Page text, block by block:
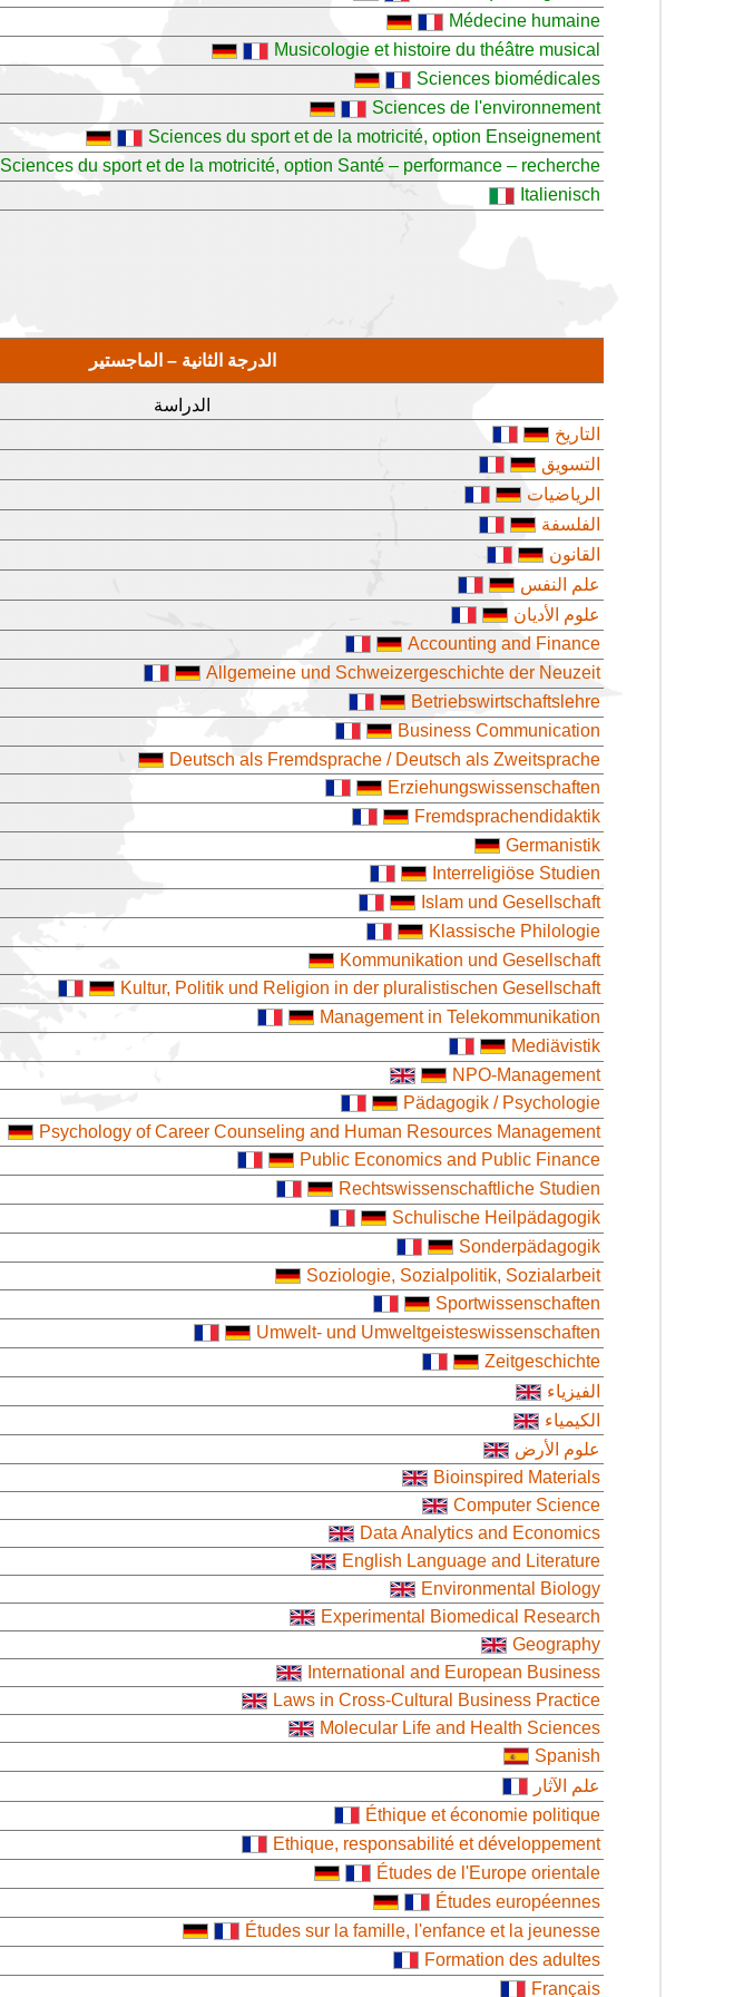
Médecine humaine
Musicologie et histoire du théâtre musical
Sciences biomédicales
Sciences de l'environnement
Sciences du sport et de la motricité, option Enseignement
Sciences du sport et de la motricité, option Santé – performance – recherche
Italienisch
الدرجة الثانية – الماجستير
الدراسة
التاريخ
التسويق
الرياضيات
الفلسفة
القانون
علم النفس
علوم الأديان
Accounting and Finance
Allgemeine und Schweizergeschichte der Neuzeit
Betriebswirtschaftslehre
Business Communication
Deutsch als Fremdsprache / Deutsch als Zweitsprache
Erziehungswissenschaften
Fremdsprachendidaktik
Germanistik
Interreligiöse Studien
Islam und Gesellschaft
Klassische Philologie
Kommunikation und Gesellschaft
Kultur, Politik und Religion in der pluralistischen Gesellschaft
Management in Telekommunikation
Mediävistik
NPO-Management
Pädagogik / Psychologie
Psychology of Career Counseling and Human Resources Management
Public Economics and Public Finance
Rechtswissenschaftliche Studien
Schulische Heilpädagogik
Sonderpädagogik
Soziologie, Sozialpolitik, Sozialarbeit
Sportwissenschaften
Umwelt- und Umweltgeisteswissenschaften
Zeitgeschichte
الفيزياء
الكيمياء
علوم الأرض
Bioinspired Materials
Computer Science
Data Analytics and Economics
English Language and Literature
Environmental Biology
Experimental Biomedical Research
Geography
International and European Business
Laws in Cross-Cultural Business Practice
Molecular Life and Health Sciences
Spanish
علم الآثار
Éthique et économie politique
Ethique, responsabilité et développement
Études de l'Europe orientale
Études européennes
Études sur la famille, l'enfance et la jeunesse
Formation des adultes
Français